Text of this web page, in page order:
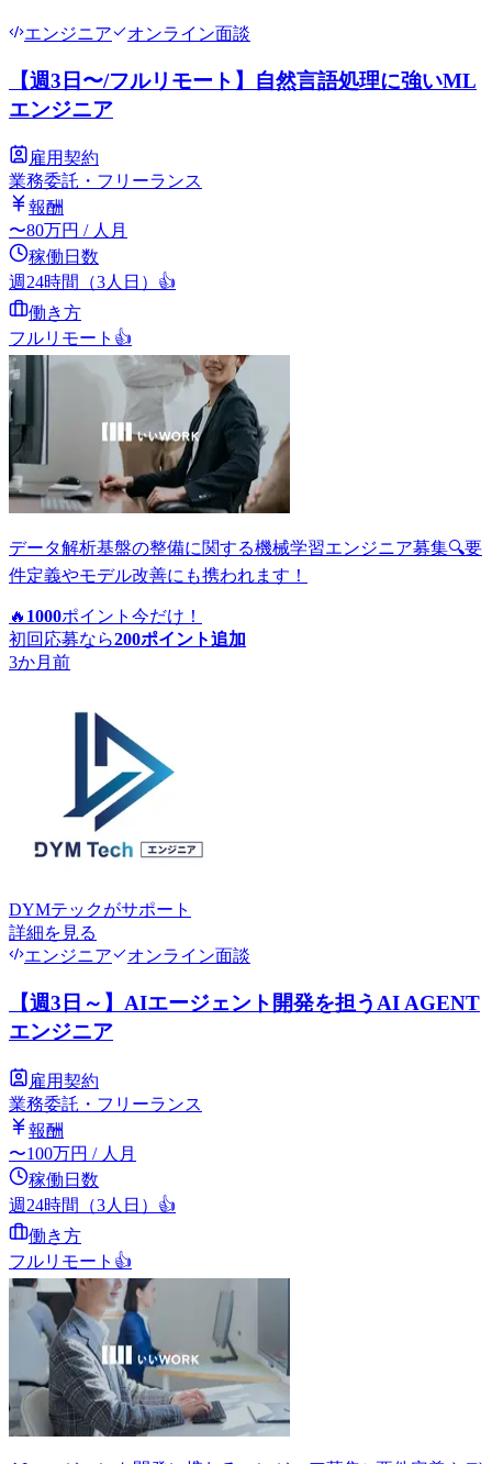
エンジニア オンライン面談
【週3日〜/フルリモート】自然言語処理に強いML
エンジニア
雇用契約
業務委託・フリーランス
報酬
〜80万円 / 人月
稼働日数
週24時間（3人日） 👍
働き方
フルリモート 👍
データ解析基盤の整備に関する機械学習エンジニア募集🔍要
件定義やモデル改善にも携われます！
🔥 1000ポイント 今だけ！
初回応募なら200ポイント追加
3か月前
DYMテックがサポート
詳細を見る
エンジニア
オンライン面談
【週3日～】AIエージェント開発を担うAI AGENT
エンジニア
雇用契約
業務委託・フリーランス
報酬
〜100万円 / 人月
稼働日数
週24時間（3人日） 👍
働き方
フルリモート 👍